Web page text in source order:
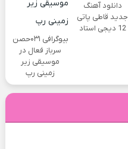
دانلود آهنگ
جدید قاطی پاتی
12 دیجی استاد
بیوگرافی ۰۳۱حصن
سرباز فعال در
موسیقی زیر
زمینی رپ